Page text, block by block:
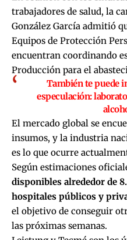
trabajadores de salud, la
González García admitió
Equipos de Protección
encuentran coordinando
Producción para el
También te puede
especulación:
El mercado global se
insumos, y la industria
es lo que ocurre
Según estimaciones
disponibles alrededor de
hospitales públicos y
el objetivo de conseguir
las próximas semanas.